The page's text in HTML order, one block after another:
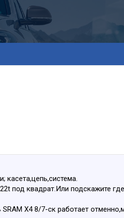
касета,цепь,система.
под квадрат.Или подскажите
X4 8/7-ск работает